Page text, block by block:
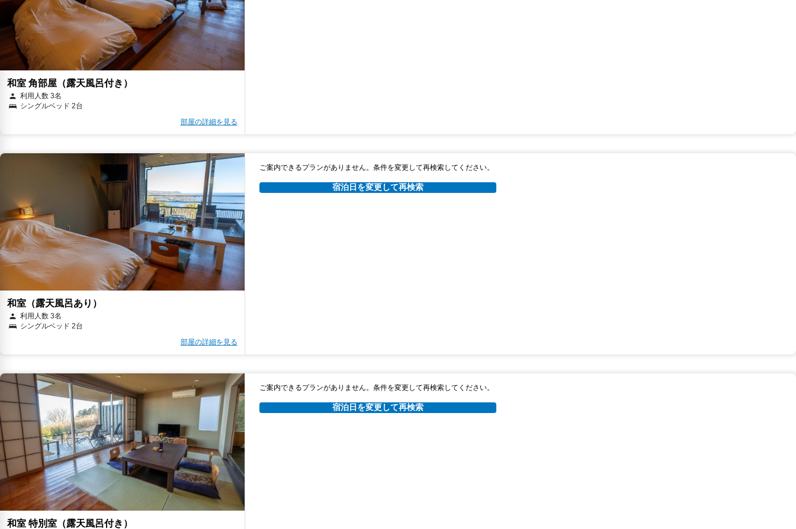
和室 角部屋（露天風呂付き）
利用人数 3名
シングルベッド 2台
部屋の詳細を見る
和室（露天風呂あり）
利用人数 3名
シングルベッド 2台
部屋の詳細を見る
ご案内できるプランがありません。条件を変更して再検索してください。
宿泊日を変更して再検索
和室 特別室（露天風呂付き）
ご案内できるプランがありません。条件を変更して再検索してください。
宿泊日を変更して再検索